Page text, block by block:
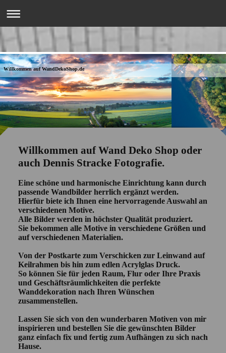
Willkommen auf WandDekoShop.de
Willkommen auf Wand Deko Shop oder
auch Dennis Stracke Fotografie.
Eine schöne und harmonische Einrichtung kann durch
passende Wandbilder herrlich ergänzt werden.
Hierfür biete ich Ihnen eine hervorragende Auswahl an
verschiedenen Motive.
Alle Bilder werden in höchster Qualität produziert.
Sie bekommen alle Motive in verschiedene Größen und
auf verschiedenen Materialien.
Von der Postkarte zum Verschicken zur Leinwand auf
Keilrahmen bis hin zum edlen Acrylglas Druck.
So können Sie für jeden Raum, Flur oder Ihre Praxis
und Geschäftsräumlichkeiten die perfekte
Wanddekoration nach Ihren Wünschen
zusammenstellen.
Lassen Sie sich von den wunderbaren Motiven von mir
inspirieren und bestellen Sie die gewünschten Bilder
ganz einfach fix und fertig zum Aufhängen zu sich nach
Hause.